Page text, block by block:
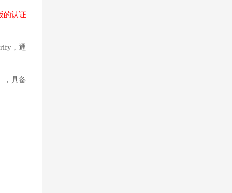
的认证
，通
，具备